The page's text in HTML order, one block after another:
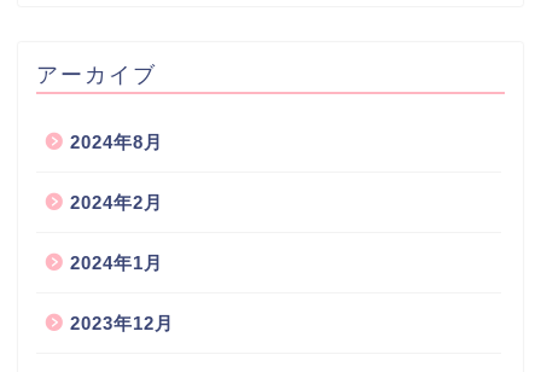
アーカイブ
2024年8月
2024年2月
2024年1月
2023年12月